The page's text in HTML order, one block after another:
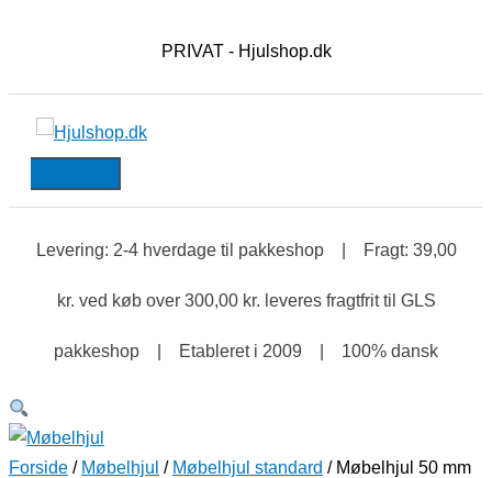
PRIVAT - Hjulshop.dk
Levering: 2-4 hverdage til pakkeshop | Fragt: 39,00
kr. ved køb over 300,00 kr. leveres fragtfrit til GLS
pakkeshop | Etableret i 2009 | 100% dansk
Forside / Møbelhjul / Møbelhjul standard / Møbelhjul 50 mm
G08
antal